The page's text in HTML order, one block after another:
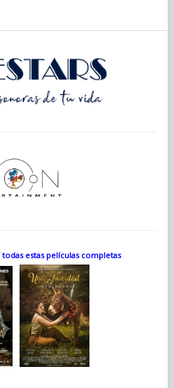
estas películas completas